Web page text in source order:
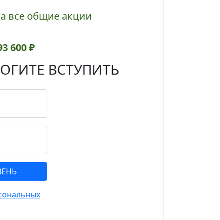
все общие акции
600 ₽
ВСТУПИТЬ